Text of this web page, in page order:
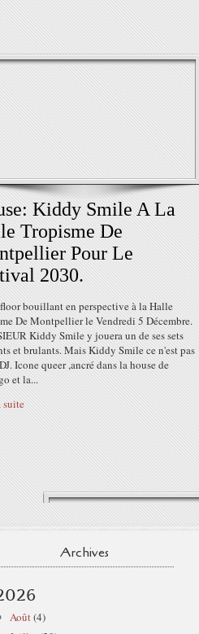
Kiddy Smile A La
Tropisme De
Pour Le
2030.
bouillant en perspective à la Halle
De Montpellier le Vendredi 5 Décembre.
Kiddy Smile y jouera un de ses sets
et brulants. Mais Kiddy Smile ce n'est pas
Icone queer ,ancré dans la house de
et la...
suite
Archives
Août(4)